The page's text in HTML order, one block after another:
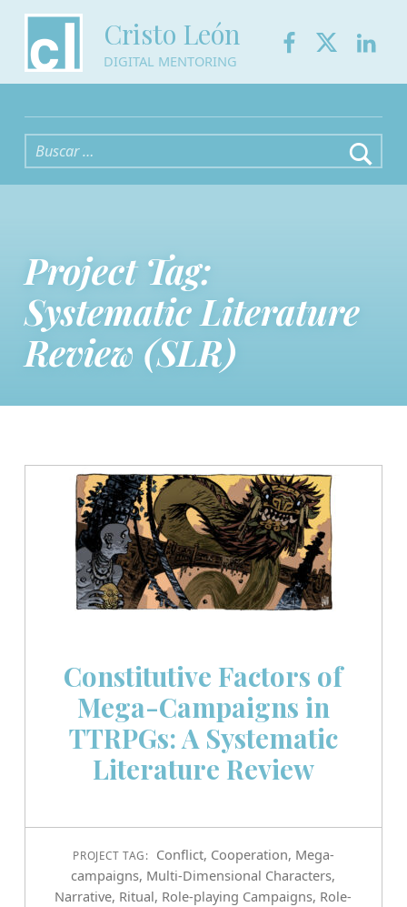
Cristo León
DIGITAL MENTORING
Buscar:
Project Tag:
Systematic Literature
Review (SLR)
Constitutive Factors of
Mega-Campaigns in
TTRPGs: A Systematic
Literature Review
PROJECT TAG: Conflict, Cooperation, Mega-
campaigns, Multi-Dimensional Characters,
Narrative, Ritual, Role-playing Campaigns, Role-